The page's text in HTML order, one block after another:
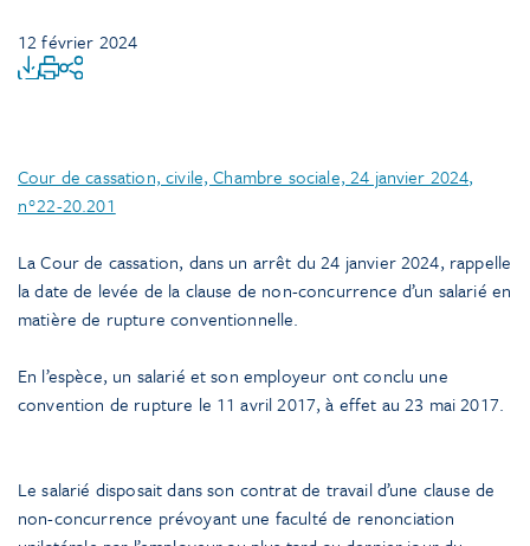
12 février 2024
Cour de cassation, civile, Chambre sociale, 24 janvier 2024,
n°22-20.201
La Cour de cassation, dans un arrêt du 24 janvier 2024, rappelle
la date de levée de la clause de non-concurrence d’un salarié en
matière de rupture conventionnelle.
En l’espèce, un salarié et son employeur ont conclu une
convention de rupture le 11 avril 2017, à effet au 23 mai 2017.
Le salarié disposait dans son contrat de travail d’une clause de
non-concurrence prévoyant une faculté de renonciation